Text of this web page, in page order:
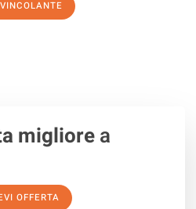
migliorea
OFFERTA